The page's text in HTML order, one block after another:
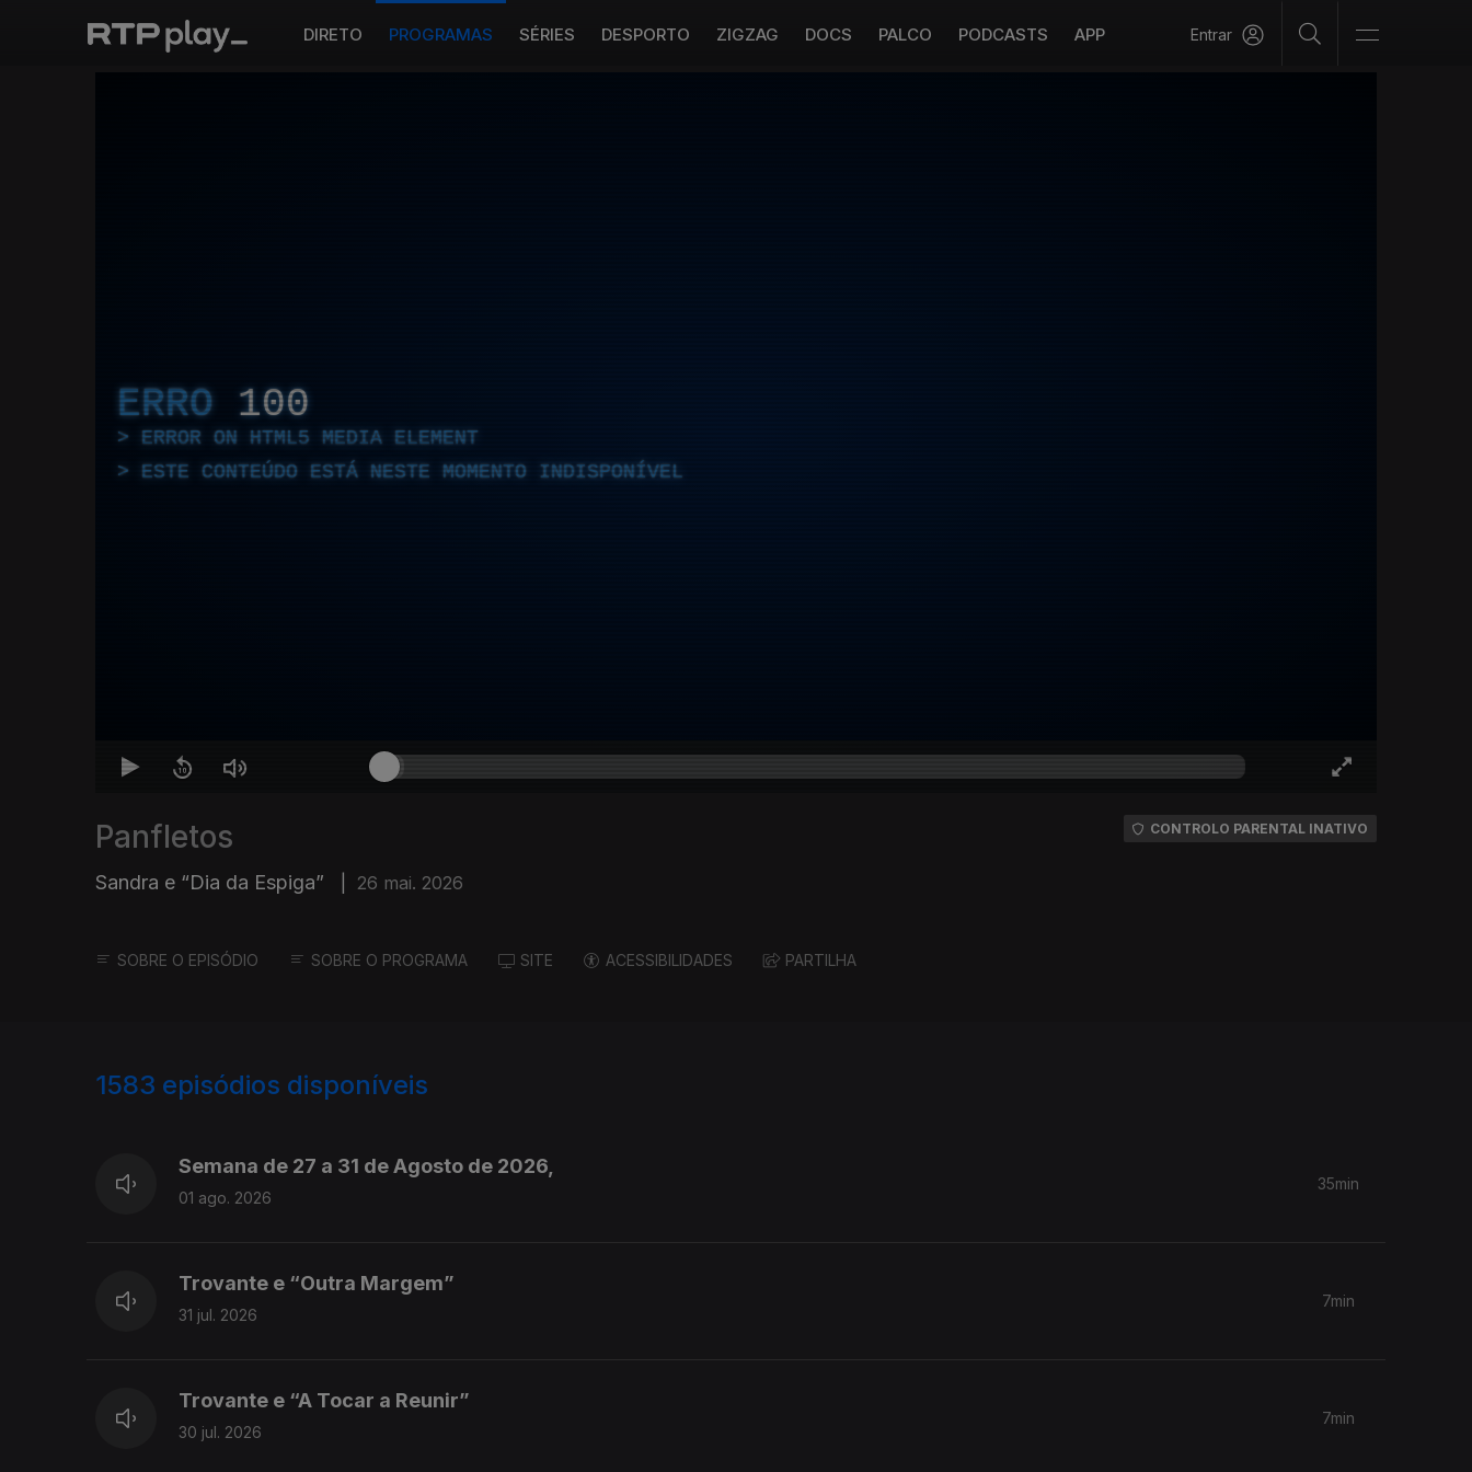
DIRETO PROGRAMAS SÉRIES DESPORTO ZIGZAG DOCS PALCO PODCASTS APP Entrar
ERRO 100
ERROR ON HTML5 MEDIA ELEMENT
ESTE CONTEÚDO ESTÁ NESTE MOMENTO INDISPONÍVEL
Panfletos
Sandra e “Dia da Espiga” 26 mai. 2026
CONTROLO PARENTAL INATIVO
SOBRE O EPISÓDIO SOBRE O PROGRAMA SITE ACESSIBILIDADES PARTILHA
1583 episódios disponíveis
Semana de 27 a 31 de Agosto de 2026,
01 ago. 2026
35min
Trovante e “Outra Margem”
31 jul. 2026
7min
Trovante e “A Tocar a Reunir”
30 jul. 2026
7min